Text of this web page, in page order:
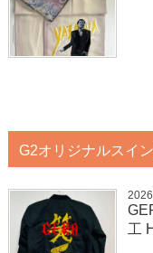
G2オリジナルスイ
工